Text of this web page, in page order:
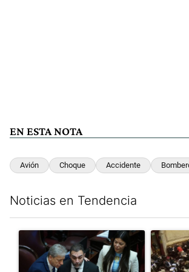
EN ESTA NOTA
Avión Choque Accidente
Noticias en Tendencia
Un artículo de tendencia con el título
Un